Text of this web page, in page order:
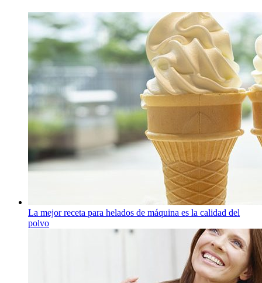
La mejor receta para helados de máquina es la calidad del
polvo